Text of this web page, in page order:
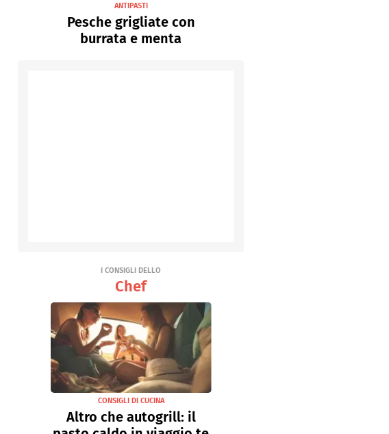
ANTIPASTI
Pesche grigliate con
burrata e menta
I CONSIGLI DELLO
Chef
CONSIGLI DI CUCINA
Altro che autogrill: il